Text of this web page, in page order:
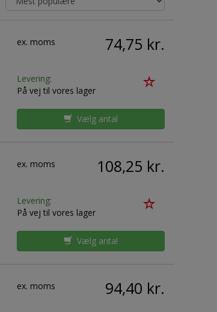
ex. moms 74,75 kr.
Levering:
På vej til vores lager
Vælg antal
ex. moms 108,25 kr.
Levering:
På vej til vores lager
Vælg antal
ex. moms 94,40 kr.